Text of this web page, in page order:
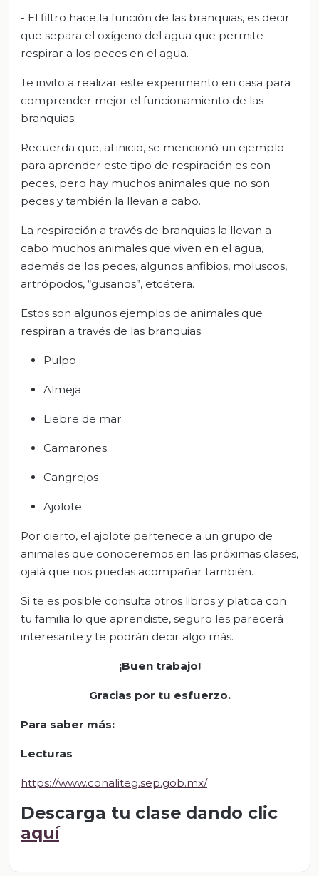
- El filtro hace la función de las branquias, es decir
que separa el oxígeno del agua que permite
respirar a los peces en el agua.
Te invito a realizar este experimento en casa para
comprender mejor el funcionamiento de las
branquias.
Recuerda que, al inicio, se mencionó un ejemplo
para aprender este tipo de respiración es con
peces, pero hay muchos animales que no son
peces y también la llevan a cabo.
La respiración a través de branquias la llevan a
cabo muchos animales que viven en el agua,
además de los peces, algunos anfibios, moluscos,
artrópodos, “gusanos”, etcétera.
Estos son algunos ejemplos de animales que
respiran a través de las branquias:
Pulpo
Almeja
Liebre de mar
Camarones
Cangrejos
Ajolote
Por cierto, el ajolote pertenece a un grupo de
animales que conoceremos en las próximas clases,
ojalá que nos puedas acompañar también.
Si te es posible consulta otros libros y platica con
tu familia lo que aprendiste, seguro les parecerá
interesante y te podrán decir algo más.
¡Buen trabajo!
Gracias por tu esfuerzo.
Para saber más:
Lecturas
https://www.conaliteg.sep.gob.mx/
Descarga tu clase dando clic
aquí